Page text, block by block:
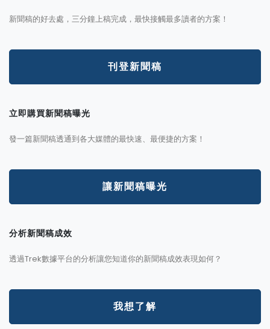
新聞稿的好去處，三分鐘上稿完成，最快接觸最多讀者的方案！
刊登新聞稿
立即購買新聞稿曝光
發一篇新聞稿透通到各大媒體的最快速、最便捷的方案！
讓新聞稿曝光
分析新聞稿成效
透過Trek數據平台的分析讓您知道你的新聞稿成效表現如何？
我想了解